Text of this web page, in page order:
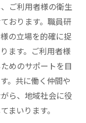
ご利用者様の衛生
おります。職員研
の立場を的確に捉
ます。ご利用者様
めのサポートを目
。共に働く仲間や
ら、地域社会に役
まいります。